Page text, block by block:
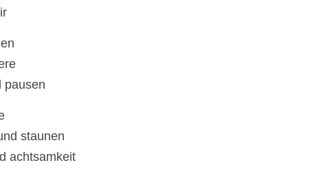
pausen
staunen
achtsamkeit